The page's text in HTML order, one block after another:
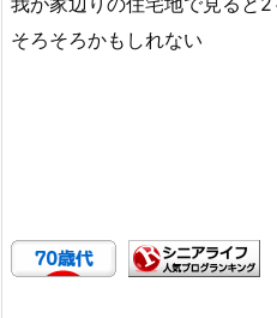
そろそろかもしれない